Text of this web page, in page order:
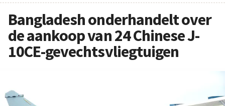
Bangladesh onderhandelt over
de aankoop van 24 Chinese J-
10CE-gevechtsvliegtuigen